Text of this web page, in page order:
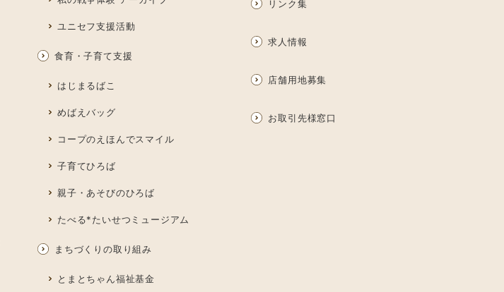
ユニセフ支援活動
食育・子育て支援
はじまるばこ
めばえバッグ
コープのえほんでスマイル
子育てひろば
親子・あそびのひろば
たべる*たいせつミュージアム
まちづくりの取り組み
とまとちゃん福祉基金
リンク集
求人情報
店舗用地募集
お取引先様窓口